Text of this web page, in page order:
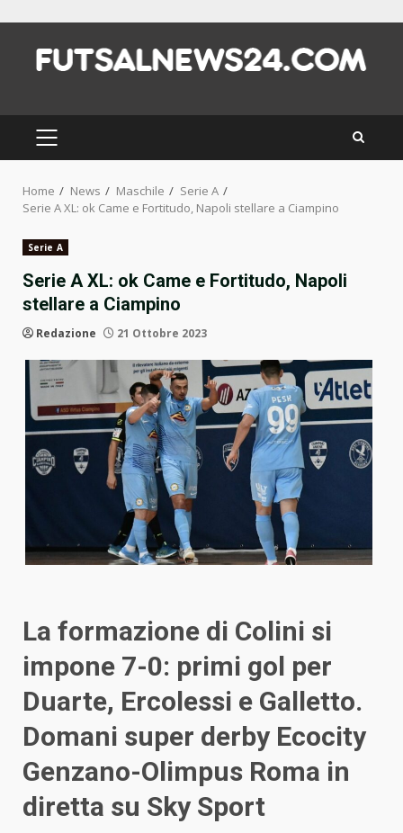
content
PRIMARY
MENU
Home News Maschile
Serie A
Serie A XL: ok Came e Fortitudo, Napoli stellare a Ciampino
Serie A
Serie A XL: ok Came e Fortitudo, Napoli
stellare a Ciampino
Redazione 21 Ottobre 2023
La formazione di Colini si
impone 7-0: primi gol per
Duarte, Ercolessi e Galletto.
Domani super derby Ecocity
Genzano-Olimpus Roma in
diretta su Sky Sport